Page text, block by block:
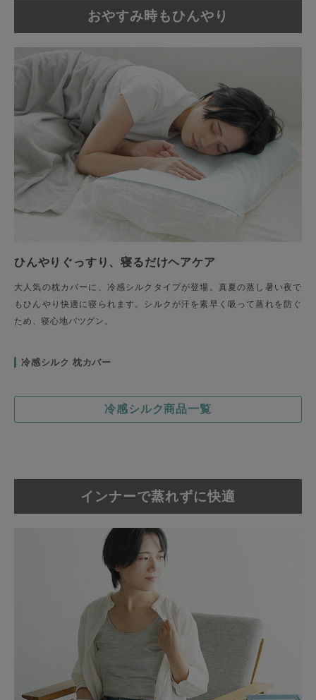
おやすみ時もひんやり
ひんやりぐっすり、寝るだけヘアケア
大人気の枕カバーに、冷感シルクタイプが登場。真夏の蒸し暑い夜で
もひんやり快適に寝られます。シルクが汗を素早く吸って蒸れを防ぐ
ため、寝心地バツグン。
冷感シルク 枕カバー
冷感シルク商品一覧
インナーで蒸れずに快適